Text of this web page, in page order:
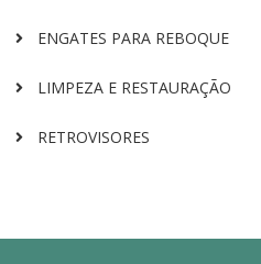
ENGATES PARA REBOQUE
LIMPEZA E RESTAURAÇÃO
RETROVISORES